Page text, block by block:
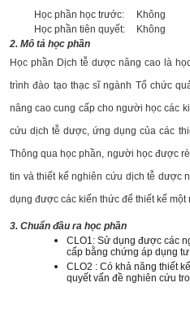
Học phần học trước:
Không
Học phần tiên quyết:
Không
2. Mô tả học phần
Học phần Dịch tễ dược nâng cao là
trình đào tạo thạc sĩ ngành Tổ chức
nâng cao cung cấp cho người học các
cứu dịch tễ dược, ứng dụng của các
Thông qua học phần, người học được
tin và thiết kế nghiên cứu dịch tễ dược
dụng được các kiến thức để thiết kế
3. Chuẩn đầu ra học phần
CLO1: Sử dụng được các
cấp bằng chứng áp dụng
CLO2 : Có khả năng thiết
quyết vấn đề nghiên cứu